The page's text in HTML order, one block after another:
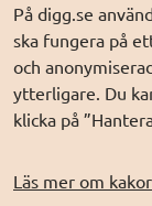
På digg.se
ska fungera på
och
ytterligare. Du
klicka på
Läs mer om kakor
DIGG på
Prenumerera
DIGG på
LinkedIn
DIGG på
PressMachine
DIGG på
Digg play